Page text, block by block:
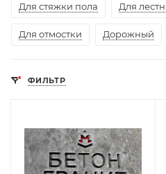
Для стяжки пола Для
Для отмостки Дорожный
ФИЛЬТР